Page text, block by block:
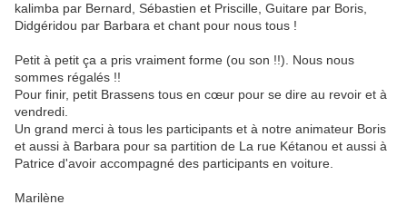
kalimba par Bernard, Sébastien et Priscille, Guitare par Boris,
Didgéridou par Barbara et chant pour nous tous !
Petit à petit ça a pris vraiment forme (ou son !!). Nous nous
sommes régalés !!
Pour finir, petit Brassens tous en cœur pour se dire au revoir et à
vendredi.
Un grand merci à tous les participants et à notre animateur Boris
et aussi à Barbara pour sa partition de La rue Kétanou et aussi à
Patrice d'avoir accompagné des participants en voiture.
Marilène